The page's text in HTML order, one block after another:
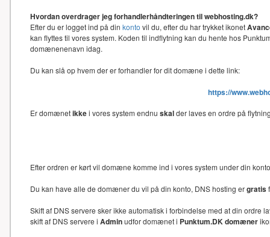
Hvordan overdrager jeg forhandlerhåndteringen til webhosting.dk?
Efter du er logget ind på din konto vil du, efter du har trykket ikonet
kan flyttes til vores system. Koden til indflytning kan du hente hos
domænenenavn idag.
Du kan slå op hvem der er forhandler for dit domæne i dette link:
https://
Er domænetikkei vores system endnu skalder laves en ordre på
Efter ordren er kørt vil domæne komme ind i vores system under din
Du kan have alle de domæner du vil på din konto, DNS hosting ergratis
Skift af DNS servere sker ikke automatisk i forbindelse med at din
skift af DNS servere i Adminudfor domænet i Punktum.DK domæner